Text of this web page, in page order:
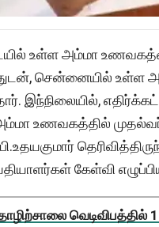
உள்ள அம்மா
சென்னையில் உள்ள
இந்நிலையில்,
அம்மா உணவகத்தில்
கேள்வி
வெடிவிபத்தில்